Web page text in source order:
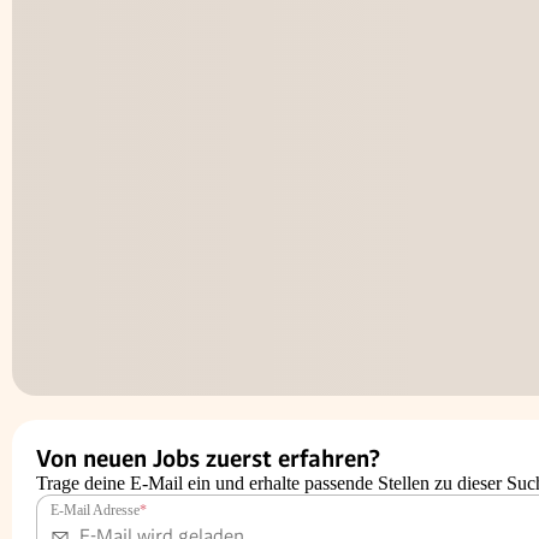
Von neuen Jobs zuerst erfahren?
Trage deine E-Mail ein und erhalte passende Stellen zu dieser
E-Mail Adresse*